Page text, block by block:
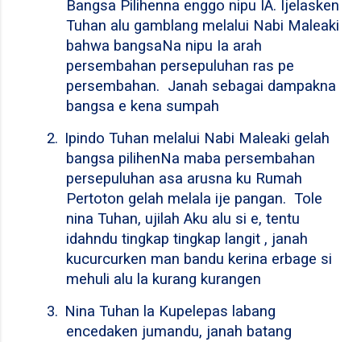
Bangsa Pilihenna enggo nipu IA. Ijelasken
Tuhan alu gamblang melalui Nabi Maleaki
bahwa bangsaNa nipu Ia arah
persembahan persepuluhan ras pe
persembahan. Janah sebagai dampakna
bangsa e kena sumpah
2. Ipindo Tuhan melalui Nabi Maleaki gelah
bangsa pilihenNa maba persembahan
persepuluhan asa arusna ku Rumah
Pertoton gelah melala ije pangan. Tole
nina Tuhan, ujilah Aku alu si e, tentu
idahndu tingkap tingkap langit , janah
kucurcurken man bandu kerina erbage si
mehuli alu la kurang kurangen
3. Nina Tuhan la Kupelepas labang
encedaken jumandu, janah batang